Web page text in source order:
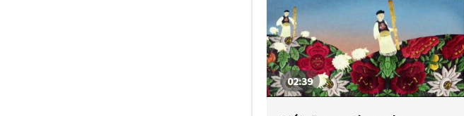
místa tohoto světa“ a cituje
pasáže ze své esejistické knihy
O tichu, pomalosti a jiných
hodnotách.
02:39